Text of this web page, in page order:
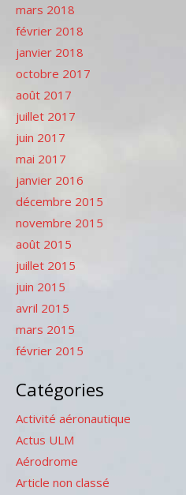
mars 2018
février 2018
janvier 2018
octobre 2017
août 2017
juillet 2017
juin 2017
mai 2017
janvier 2016
décembre 2015
novembre 2015
août 2015
juillet 2015
juin 2015
avril 2015
mars 2015
février 2015
Catégories
Activité aéronautique
Actus ULM
Aérodrome
Article non classé